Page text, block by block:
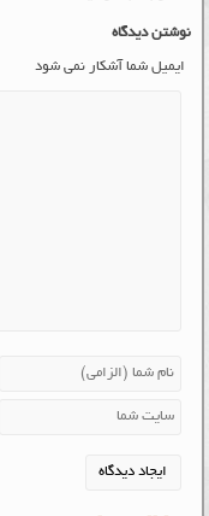
نوشتن دیدگاه
ایمیل شما آشکار نمی شود